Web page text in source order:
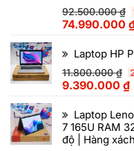
92.500.000₫
74.990.000
Laptop HP
11.800.000₫
9.390.000 ₫
Laptop
7 165U RAM
độ | Hàng